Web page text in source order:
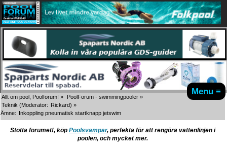
Menu ≡
Allt om pool, Poolforum! » PoolForum - swimmingpooler »
Teknik (Moderator: Rickard) »
Ämne: Inkoppling pneumatisk startknapp jetswim
Stötta forumet!, köp Poolsvampar, perfekta för att rengöra vattenlinjen i
poolen, och mycket mer.